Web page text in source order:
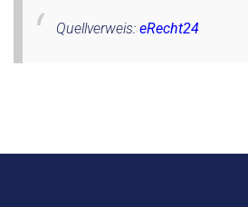
Quellverweis: eRecht24